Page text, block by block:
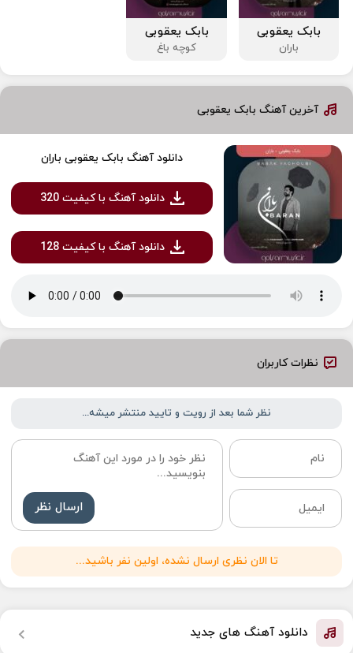
بابک یعقوبی
باران
بابک یعقوبی
کوچه باغ
آخرین آهنگ بابک یعقوبی
دانلود آهنگ بابک یعقوبی باران
دانلود آهنگ با کیفیت 320
دانلود آهنگ با کیفیت 128
نظرات کاربران
نظر شما بعد از رویت و تایید منتشر میشه...
ارسال نظر
تا الان نظری ارسال نشده، اولین نفر باشید...
دانلود آهنگ های جدید